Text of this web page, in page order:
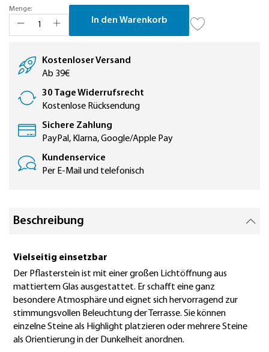
Menge:
In den Warenkorb
Kostenloser Versand
Ab 39€
30 Tage Widerrufsrecht
Kostenlose Rücksendung
Sichere Zahlung
PayPal, Klarna, Google/Apple Pay
Kundenservice
Per E-Mail und telefonisch
Beschreibung
Vielseitig einsetzbar
Der Pflasterstein ist mit einer großen Lichtöffnung aus
mattiertem Glas ausgestattet. Er schafft eine ganz
besondere Atmosphäre und eignet sich hervorragend zur
stimmungsvollen Beleuchtung der Terrasse. Sie können
einzelne Steine als Highlight platzieren oder mehrere Steine
als Orientierung in der Dunkelheit anordnen.